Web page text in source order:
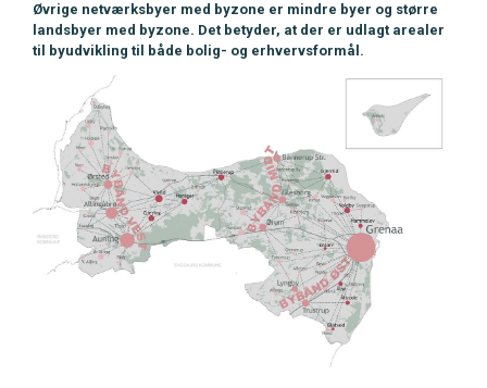
Øvrige netværksbyer med byzone er mindre byer og større
landsbyer med byzone. Det betyder, at der er udlagt arealer
til byudvikling til både bolig- og erhvervsformål.